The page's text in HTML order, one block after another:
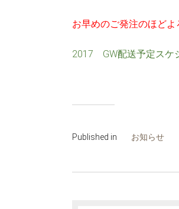
お早めのご発注のほどよ
2017 GW配送予定ス
Published in お知らせ